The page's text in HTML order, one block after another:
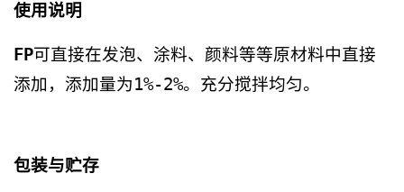
使用说明
FP可直接在发泡、涂料、颜料等等原材料中直接
添加，添加量为1%-2%。充分搅拌均匀。
包装与贮存